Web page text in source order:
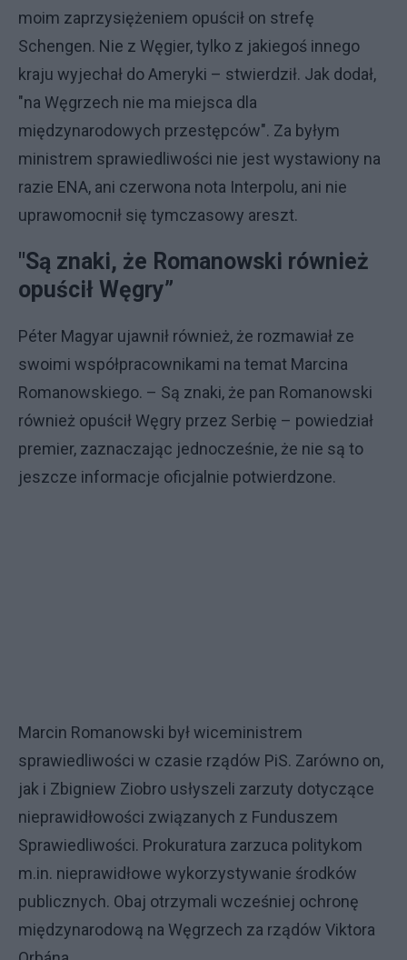
moim zaprzysiężeniem opuścił on strefę
Schengen. Nie z Węgier, tylko z jakiegoś innego
kraju wyjechał do Ameryki – stwierdził. Jak dodał,
"na Węgrzech nie ma miejsca dla
międzynarodowych przestępców". Za byłym
ministrem sprawiedliwości nie jest wystawiony na
razie ENA, ani czerwona nota Interpolu, ani nie
uprawomocnił się tymczasowy areszt.
"Są znaki, że Romanowski również
opuścił Węgry”
Péter Magyar ujawnił również, że rozmawiał ze
swoimi współpracownikami na temat Marcina
Romanowskiego. – Są znaki, że pan Romanowski
również opuścił Węgry przez Serbię – powiedział
premier, zaznaczając jednocześnie, że nie są to
jeszcze informacje oficjalnie potwierdzone.
Marcin Romanowski był wiceministrem
sprawiedliwości w czasie rządów PiS. Zarówno on,
jak i Zbigniew Ziobro usłyszeli zarzuty dotyczące
nieprawidłowości związanych z Funduszem
Sprawiedliwości. Prokuratura zarzuca politykom
m.in. nieprawidłowe wykorzystywanie środków
publicznych. Obaj otrzymali wcześniej ochronę
międzynarodową na Węgrzech za rządów Viktora